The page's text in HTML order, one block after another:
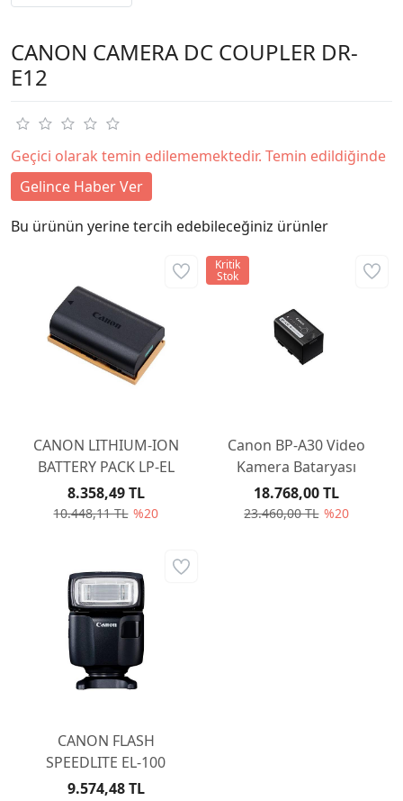
CANON CAMERA DC COUPLER DR-
E12
Geçici olarak temin edilememektedir. Temin edildiğinde
Gelince Haber Ver
Bu ürünün yerine tercih edebileceğiniz ürünler
CANON LITHIUM-ION
BATTERY PACK LP-EL
10.448,11 TL %20
8.358,49 TL
Canon BP-A30 Video
Kamera Bataryası
23.460,00 TL %20
18.768,00 TL
Kritik
Stok
CANON FLASH
SPEEDLITE EL-100
9.574,48 TL